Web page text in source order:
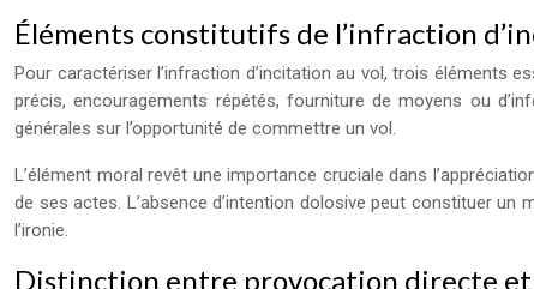
Éléments constitutifs de l’infraction
Pour caractériser l’infraction d’incitation au vol, trois éléments
précis, encouragements répétés, fourniture de moyens ou
générales sur l’opportunité de commettre un vol.
L’élément moral revêt une importance cruciale dans
de ses actes. L’absence d’intention dolosive peut constituer
l’ironie.
Distinction entre provocation directe